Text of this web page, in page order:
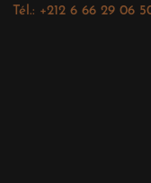
Tél.: +212 6 66 29 06